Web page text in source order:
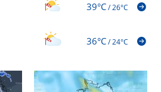
39°C/26°C
36°C/24°C